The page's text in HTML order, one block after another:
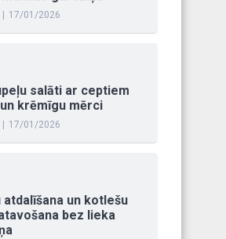
17/01/2026
salāti ar ceptiem
krēmīgu mērci
17/01/2026
atdalīšana un kotlešu
bez lieka